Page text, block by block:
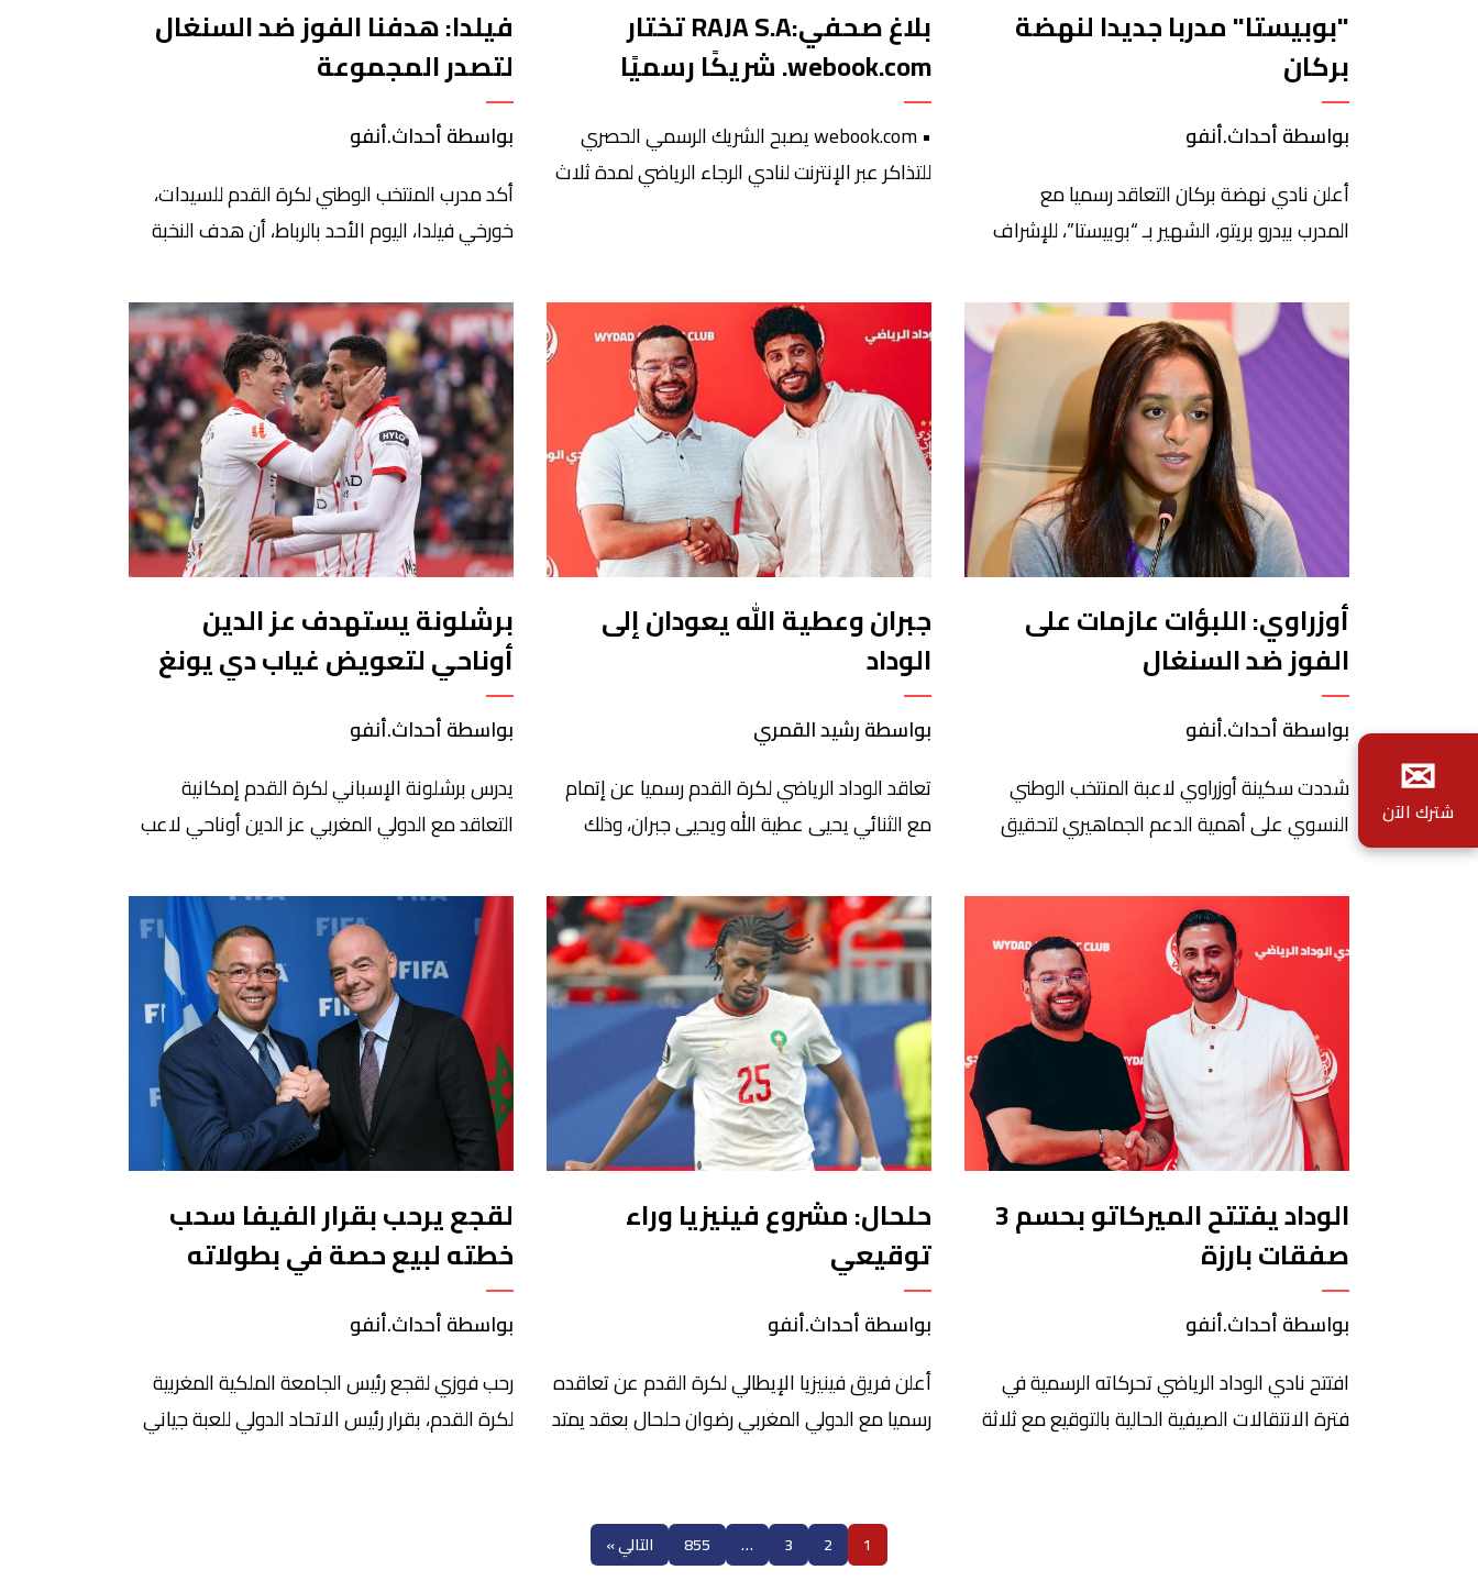
"بوبيستا" مدربا جديدا لنهضة
بركان
بواسطة أحداث.أنفو
أعلن نادي نهضة بركان التعاقد رسميا مع
المدرب بيدرو بريتو، الشهير بـ “بوبيستا”، للإشراف
لموسمين كرويين، خلفا للتونسي معين الشعباني. ​
وجاء اختيار إدارة النادي البرتقالي للمدرب “بوبيستا”
بالنظر إلى تجربته الناجحة والمتميزة رفقة منتخب
بلاده الرأس الأخضر، وخبرته الواسعة في الكرة
الإفريقية، مما يعزز تطلعات النادي في إنجاح
مشروعه […]
بلاغ صحفي:RAJA S.A تختار
webook.com. شريكًا رسميًا
للتذاكر
• webook.com يصبح الشريك الرسمي الحصري
للتذاكر عبر الإنترنت لنادي الرجاء الرياضي لمدة ثلاث
مبتكرة، مثل اختيار المقاعد بدقة وعرضها ثلاثي
الأبعاد، والتذاكر الرقمية، وسوق رسمية لإعادة
البيع، ومتجر رسمي للمنتجات الرقمية. • […]
فيلدا: هدفنا الفوز ضد السنغال
لتصدر المجموعة
بواسطة أحداث.أنفو
أكد مدرب المنتخب الوطني لكرة القدم للسيدات،
خورخي فيلدا، اليوم الأحد بالرباط، أن هدف النخبة
المباراة المقررة غدا الاثنين على أرضية ملعب
مولاي الحسن بالرباط، ابتداء من الساعة التاسعة
مساء، من أجل إنهاء دور المجموعات في الصدارة .
وأوضح فيلدا، خلال الندوة الصحافية التي تسبق
المباراة، المندرجة […]
أوزراوي: اللبؤات عازمات على
الفوز ضد السنغال
بواسطة أحداث.أنفو
شددت سكينة أوزراوي لاعبة المنتخب الوطني
النسوي على أهمية الدعم الجماهيري لتحقيق
من دور المجموعات، مبرزة أن هذه المساندة
تشكل حافزا كبيرا للاعبات من أجل تحقيق الفوز في
المباريات. وقالت “سبق لنا أن واجهنا المنتخب
السنغالي، لكن مباراة الغد ستكون مختلفة”،
معتبرة أن المنتخبات تتطور من سنة إلى […]
جبران وعطية الله يعودان إلى
الوداد
بواسطة رشيد القمري
تعاقد الوداد الرياضي لكرة القدم رسميا عن إتمام
مع الثنائي يحيى عطية الله ويحيى جبران، وذلك
الوداد بعودة يحيى عطية الله ويحيى جبران إلى
صفوف الفريق الأول، مؤكدا أنه يعول على
خبرتهما الكبيرة وإمكاناتهما الفنية والبدنية، إضافة
إلى معرفتهما العميقة بأجواء النادي وقيمه،
لتقديم الإضافة المرجوة وتعزيز […]
برشلونة يستهدف عز الدين
أوناحي لتعويض غياب دي يونغ
بواسطة أحداث.أنفو
يدرس برشلونة الإسباني لكرة القدم إمكانية
التعاقد مع الدولي المغربي عز الدين أوناحي لاعب
والفني الناجم عن إصابة الهولندي فرينكي دي
يونغ. ​وأكد الإعلامي غونزالو تورتوسا في تصريحات
عبر برنامج “الشيرينغيتو” الشهير، اليوم السبت أن
الاسم المغربي دخل ضمن حسابات البلاوغرانا كخيار
مطروح لتعزيز خط الوسط في ظل […]
الوداد يفتتح الميركاتو بحسم 3
صفقات بارزة
بواسطة أحداث.أنفو
افتتح نادي الوداد الرياضي تحركاته الرسمية في
فترة الانتقالات الصيفية الحالية بالتوقيع مع ثلاثة
حلحال: مشروع فينيزيا وراء
توقيعي
بواسطة أحداث.أنفو
أعلن فريق فينيزيا الإيطالي لكرة القدم عن تعاقده
رسميا مع الدولي المغربي رضوان حلحال بعقد يمتد
الكبيرة بالانضمام إلى الفريق الإيطالي، مشيرا إلى
أن المشروع الكروي لفينيزيا كان العامل الحاسم في
لقجع يرحب بقرار الفيفا سحب
خطته لبيع حصة في بطولاته
بواسطة أحداث.أنفو
رحب فوزي لقجع رئيس الجامعة الملكية المغربية
لكرة القدم، بقرار رئيس الاتحاد الدولي للعبة جياني
1
2
3
…
855 التالي »
✉
شترك الآن